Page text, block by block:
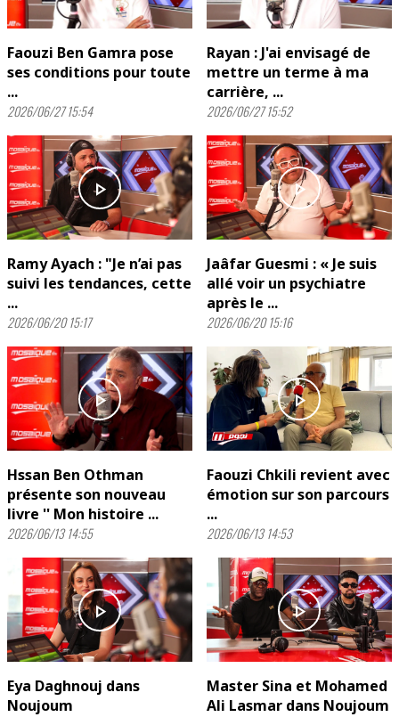
Faouzi Ben Gamra pose
ses conditions pour toute
...
2026/06/27 15:54
Rayan : J'ai envisagé de
mettre un terme à ma
carrière, ...
2026/06/27 15:52
play_arrow
Ramy Ayach : "Je n’ai pas
suivi les tendances, cette
...
2026/06/20 15:17
play_arrow
Jaâfar Guesmi : « Je suis
allé voir un psychiatre
après le ...
2026/06/20 15:16
play_arrow
Hssan Ben Othman
présente son nouveau
livre '' Mon histoire ...
2026/06/13 14:55
play_arrow
Faouzi Chkili revient avec
émotion sur son parcours
...
2026/06/13 14:53
play_arrow
Eya Daghnouj dans
Noujoum
play_arrow
Master Sina et Mohamed
Ali Lasmar dans Noujoum